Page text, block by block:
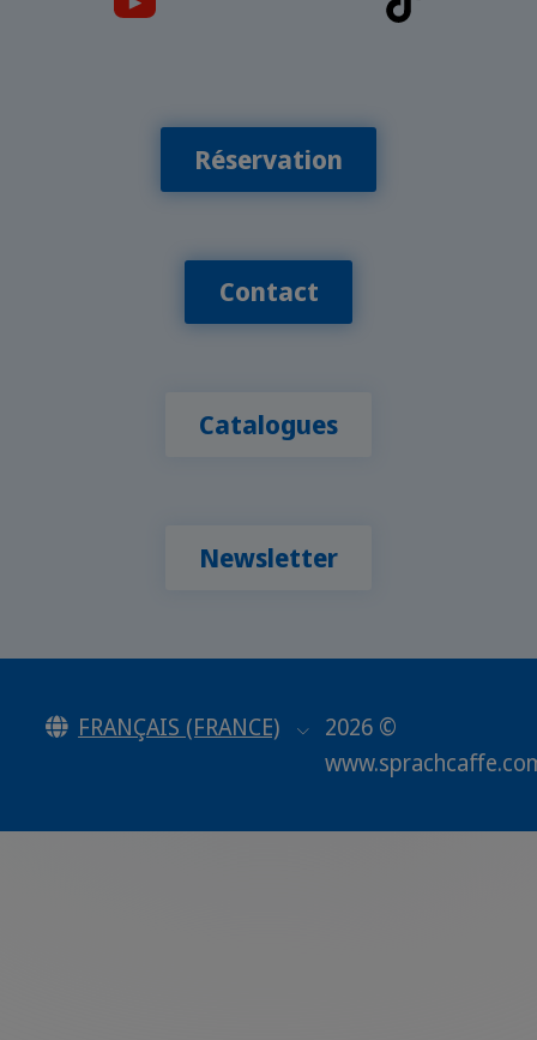
Réservation
Contact
Catalogues
Newsletter
FRANÇAIS (FRANCE)
2026 ©